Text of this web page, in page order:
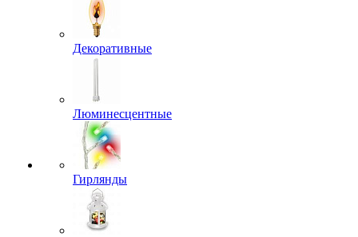
Декоративные
Люминесцентные
Гирлянды